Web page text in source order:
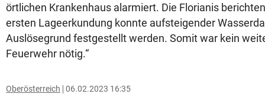
örtlichen Krankenhaus alarmiert. Die Florianis
ersten Lageerkundung konnte aufsteigender
Auslösegrund festgestellt werden. Somit war kein
Feuerwehr nötig.“
Oberösterreich 06.02.2023 16:35